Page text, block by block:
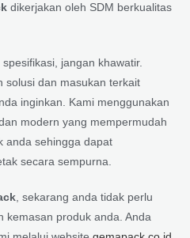
dikerjakan oleh SDM berkualitas
jangan khawatir.
solusi dan masukan terkait
inginkan. Kami menggunakan
modern yang mempermudah
anda sehingga dapat
secara sempurna.
, sekarang anda tidak perlu
kemasan produk anda. Anda